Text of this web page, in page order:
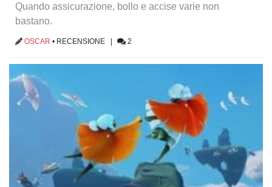
Quando assicurazione, bollo e accise varie non
bastano.
OSCAR • RECENSIONE 2